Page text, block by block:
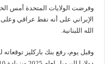
وفرضت الولايات المتحدة أمس
الإيراني على أنه نفط عراقي
الله اللبنانية.